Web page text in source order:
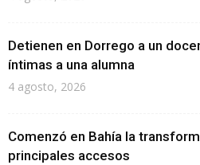
Detienen en Dorrego a un
íntimas a una alumna
4 agosto, 2026
Comenzó en Bahía la
principales accesos